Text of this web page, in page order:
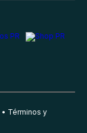
Términos y